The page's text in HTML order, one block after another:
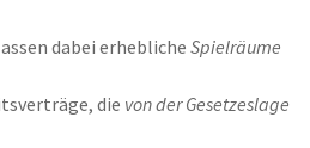
dabei erhebliche Spielräume
die von der Gesetzeslage